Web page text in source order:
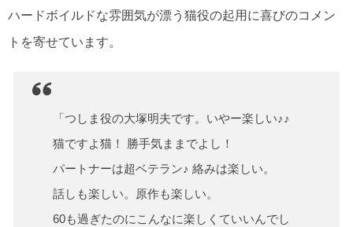
ハードボイルドな雰囲気が漂う猫役の起用に喜びのコメン
トを寄せています。
「つしま役の大塚明夫です。いやー楽しい♪♪
猫ですよ猫！ 勝手気ままでよし！
パートナーは超ベテラン♪ 絡みは楽しい。
話しも楽しい。原作も楽しい。
60も過ぎたのにこんなに楽しくていいんでし